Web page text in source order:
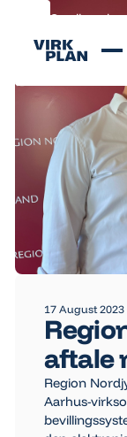
Se alle
Se alle nyheder
17 August 2023
aftale
Region
Aarhus-